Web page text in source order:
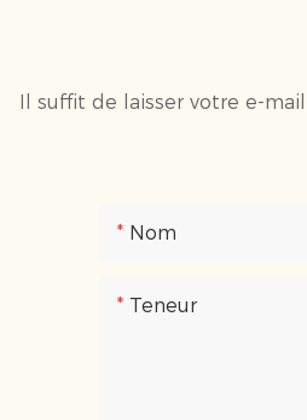
Il suffit de laisser votre e-
Nom
Teneur